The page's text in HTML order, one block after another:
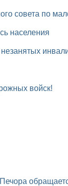
совета по
населения
незанятых
войск!